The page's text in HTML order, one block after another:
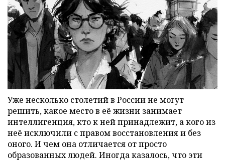
Уже несколько столетий в России не могут
решить, какое место в её жизни занимает
интеллигенция, кто к ней принадлежит, а кого из
неё исключили с правом восстановления и без
оного. И чем она отличается от просто
образованных людей. Иногда казалось, что эти